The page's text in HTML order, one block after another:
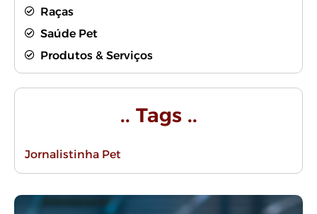
Raças
Saúde Pet
Produtos & Serviços
.. Tags ..
Jornalistinha Pet